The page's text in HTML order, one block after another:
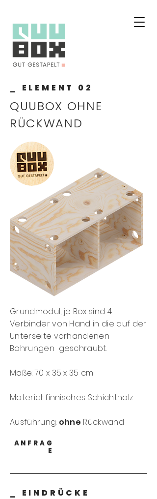
_ ELEMENT 02
QUUBOX OHNE
RÜCKWAND
Grundmodul, je Box sind 4
Verbinder von Hand in die auf der
Unterseite vorhandenen
Bohrungen geschraubt.
Maße: 70 x 35 x 35 cm
Material: finnisches Schichtholz
Ausführung: ohne Rückwand
ANFRAG
E
_ EINDRÜCKE